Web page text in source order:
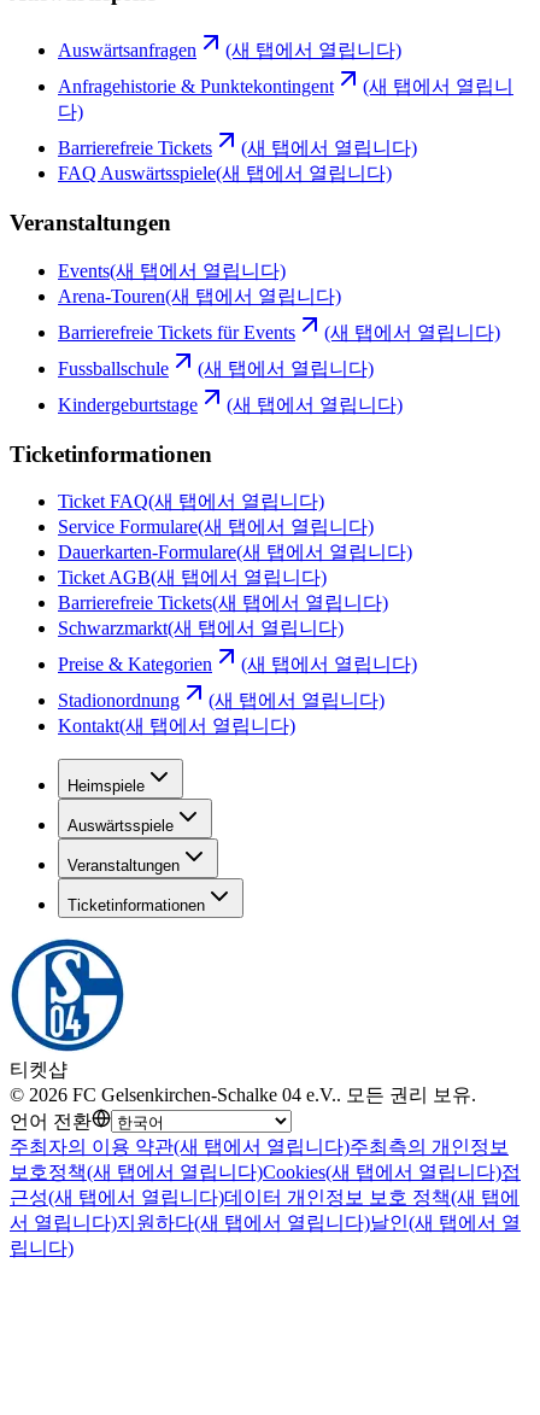
Auswärtsanfragen
(새 탭에서 열립니다)
Anfragehistorie & Punktekontingent
(새 탭에서 열립니
다)
Barrierefreie Tickets
(새 탭에서 열립니다)
FAQ Auswärtsspiele(새 탭에서 열립니다)
Veranstaltungen
Events(새 탭에서 열립니다)
Arena-Touren(새 탭에서 열립니다)
Barrierefreie Tickets für Events
(새 탭에서 열립니다)
Fussballschule
(새 탭에서 열립니다)
Kindergeburtstage
(새 탭에서 열립니다)
Ticketinformationen
Ticket FAQ(새 탭에서 열립니다)
Service Formulare(새 탭에서 열립니다)
Dauerkarten-Formulare(새 탭에서 열립니다)
Ticket AGB(새 탭에서 열립니다)
Barrierefreie Tickets(새 탭에서 열립니다)
Schwarzmarkt(새 탭에서 열립니다)
Preise & Kategorien
(새 탭에서 열립니다)
Stadionordnung
(새 탭에서 열립니다)
Kontakt(새 탭에서 열립니다)
Heimspiele
Auswärtsspiele
Veranstaltungen
Ticketinformationen
티켓샵
© 2026 FC Gelsenkirchen-Schalke 04 e.V.. 모든 권리 보유.
언어 전환
주최자의 이용 약관(새 탭에서 열립니다)주최측의 개인정보
보호정책(새 탭에서 열립니다)Cookies(새 탭에서 열립니다)접
근성(새 탭에서 열립니다)데이터 개인정보 보호 정책(새 탭에
서 열립니다)지원하다(새 탭에서 열립니다)날인(새 탭에서 열
립니다)